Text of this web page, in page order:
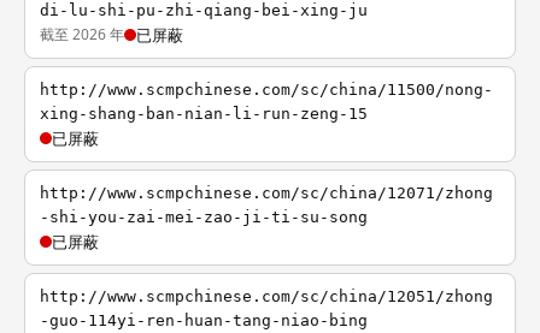
di-lu-shi-pu-zhi-qiang-bei-xing-ju
截至 2026 年 已屏蔽
http://www.scmpchinese.com/sc/china/11500/nong-
xing-shang-ban-nian-li-run-zeng-15
已屏蔽
http://www.scmpchinese.com/sc/china/12071/zhong
-shi-you-zai-mei-zao-ji-ti-su-song
已屏蔽
http://www.scmpchinese.com/sc/china/12051/zhong
-guo-114yi-ren-huan-tang-niao-bing